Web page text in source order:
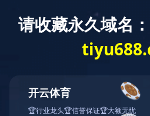
关于我们
公司简介
董事长寄语
发展历程
公司优势
企业文化
荣誉资质
企业风采
仪器设备
视频中心